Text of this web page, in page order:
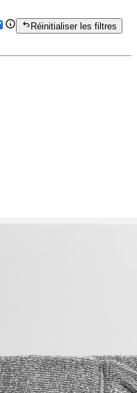
Réinitialiser les filtres